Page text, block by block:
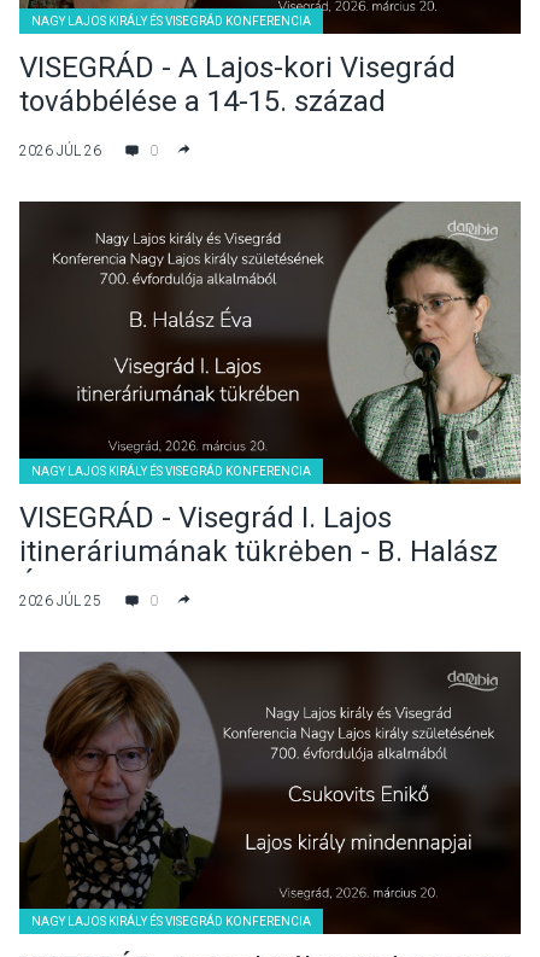
NAGY LAJOS KIRÁLY ÉS VISEGRÁD KONFERENCIA
VISEGRÁD - A Lajos-kori Visegrád
továbbélése a 14-15. század
fordulóján - Skorka Renáta előadása
2026 JÚL 26 0
NAGY LAJOS KIRÁLY ÉS VISEGRÁD KONFERENCIA
VISEGRÁD - Visegrád I. Lajos
itineráriumának tükrėben - B. Halász
Éva előadása
2026 JÚL 25 0
NAGY LAJOS KIRÁLY ÉS VISEGRÁD KONFERENCIA